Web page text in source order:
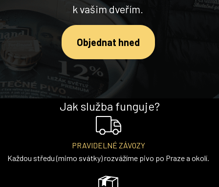
k vašim dveřím.
Objednat hned
Jak služba funguje?
PRAVIDELNÉ ZÁVOZY
Každou středu (mimo svátky) rozvážíme pivo po Praze a okolí.